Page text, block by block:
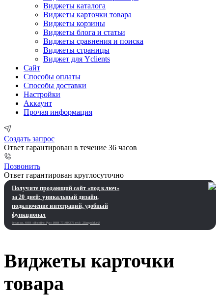
Виджеты каталога
Виджеты карточки товара
Виджеты корзины
Виджеты блога и статьи
Виджеты сравнения и поиска
Виджеты страницы
Виджет для Yclients
Сайт
Способы оплаты
Способы доставки
Настройки
Аккаунт
Прочая информация
Создать запрос
Ответ гарантирован в течение 36 часов
Позвонить
Ответ гарантирован круглосуточно
Получите продающий сайт «под ключ»
за 20 дней: уникальный дизайн,
подключение интеграций, удобный
функционал
Реклама. ООО «Инсейлс Рус»‎ ИНН 771484376 erid: 2Ranyo5dJeU
Виджеты карточки
товара